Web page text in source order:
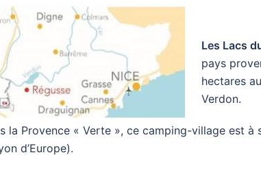
Les Lacs
pays
hectares
Verdon.
la Provence « Verte », ce camping-village est
d’Europe).